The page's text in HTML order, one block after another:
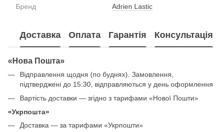
Бренд Adrien Lastic
Доставка Оплата Гарантія Консультація
«Нова Пошта»
Відправлення щодня (по буднях). Замовлення,
підтверджені до 15:30, відправляються у день оформлення
Вартість доставки — згідно з тарифами «Нової Пошти»
«Укрпошта»
Доставка — за тарифами «Укрпошти»